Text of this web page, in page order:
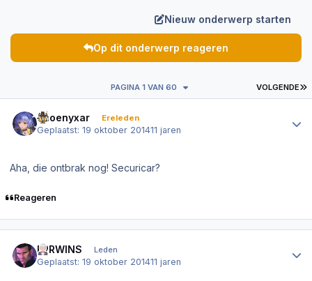
Nieuw onderwerp starten
Op dit onderwerp reageren
VOLGENDE
PAGINA 1 VAN 60
Phoenyxar Ereleden
Geplaatst:19 oktober 201411 jaren
Aha, die ontbrak nog! Securicar?
Reageren
ERRWINS Leden
Geplaatst:19 oktober 201411 jaren